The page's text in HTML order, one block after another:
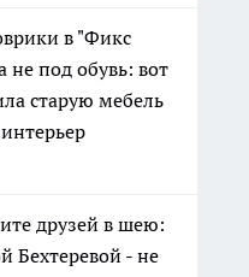
в "Фикс
не под обувь: вот
старую мебель
друзей в шею:
Бехтеревой - не